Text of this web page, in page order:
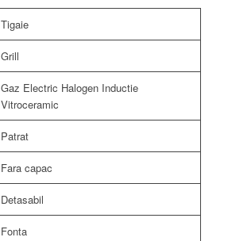
Tigaie
Grill
Gaz Electric Halogen Inductie
Vitroceramic
Patrat
Fara capac
Detasabil
Fonta